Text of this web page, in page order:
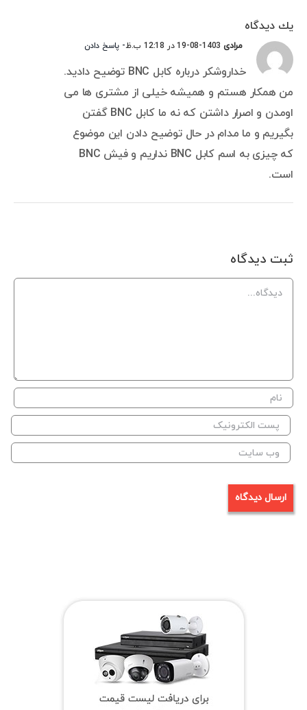
يك ديدگاه
مرادی - پاسخ دادن
خداروشکر درباره کابل BNC توضیح دادید.
من همکار هستم و همیشه خیلی از مشتری ها می
اومدن و اصرار داشتن که نه ما کابل BNC گفتن
بگیریم و ما مدام در حال توضیح دادن این موضوع
که چیزی به اسم کابل BNC نداریم و فیش BNC
است.
ثبت ديدگاه
Comment